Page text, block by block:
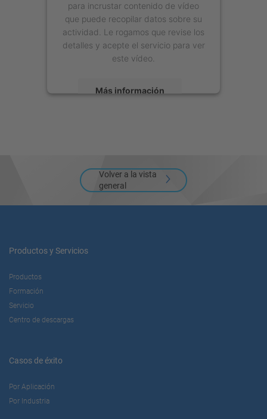
para incrustar contenido de vídeo
que puede recopilar datos sobre su
actividad. Le rogamos que revise los
detalles y acepte el servicio para ver
este vídeo.
Más información
Volver a la vista
general
Productos y Servicios
Productos
Formación
Servicio
Centro de descargas
Casos de éxito
Por Aplicación
Por Industria